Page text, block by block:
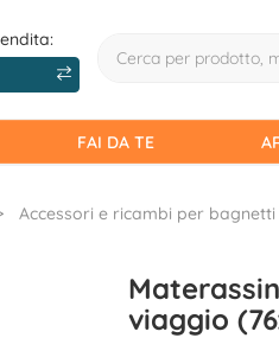
FAI DA TE
Accessori e ricambi per bagnetti
viaggio